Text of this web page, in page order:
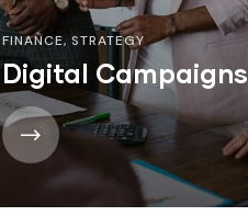
FINANCE, STRATEGY
Digital Campaigns